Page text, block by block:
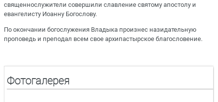
священнослужители совершили славление святому апостолу и
евангелисту Иоанну Богослову.
По окончании богослужения Владыка произнес назидательную
проповедь и преподал всем свое архипастырское благословение.
Фотогалерея